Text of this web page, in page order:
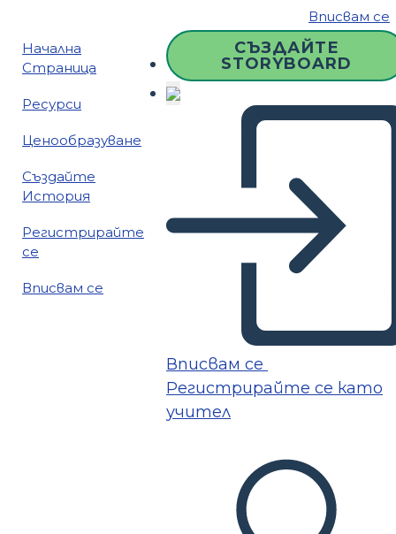
Вписвам се
Начална
Страница
Ресурси
Ценообразуване
Създайте
История
Регистрирайте
се
Вписвам се
СЪЗДАЙТЕ
STORYBOARD
Вписвам се
Регистрирайте се като
учител